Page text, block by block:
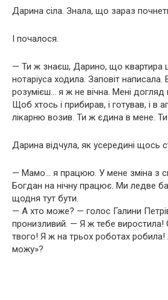
Дарина сіла. Знала, що зараз
І почалося.
— Ти ж знаєш, Дарино, що квартира
нотаріуса ходила. Заповіт
розумієш… я ж не вічна. Мені
Щоб хтось і прибирав, і готував, і в
лікарню возив. Ти ж єдина в мене.
Дарина відчула, як усередині щось
— Мамо… я працюю. У мене зміна з
Богдан на нічну працює. Ми ледве
щодня тут бути.
— А хто може? — голос Галини
пронизливий. — Я ж тебе виростила!
твого! Я ж на трьох роботах
можу»?